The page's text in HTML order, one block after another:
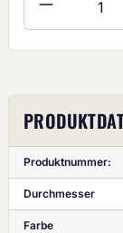
Produktnummer:
Durchmesser
Farbe